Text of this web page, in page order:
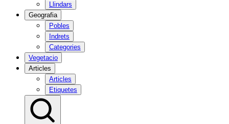
Llindars
Geografia
Pobles
Indrets
Categories
Vegetacio
Articles
Articles
Etiquetes